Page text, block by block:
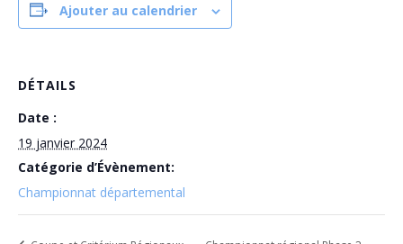
Ajouter au calendrier
DÉTAILS
Date :
19 janvier 2024
Catégorie d’Évènement:
Championnat départemental